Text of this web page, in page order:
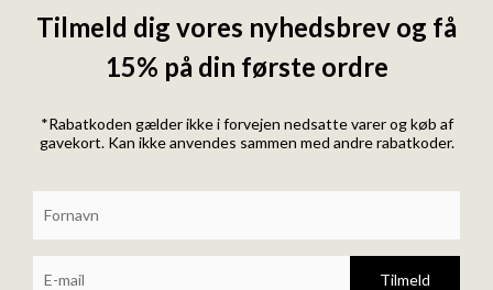
Tilmeld dig vores nyhedsbrev og få
15% på din første ordre
*Rabatkoden gælder ikke i forvejen nedsatte varer og køb af
gavekort. Kan ikke anvendes sammen med andre rabatkoder.
Tilmeld